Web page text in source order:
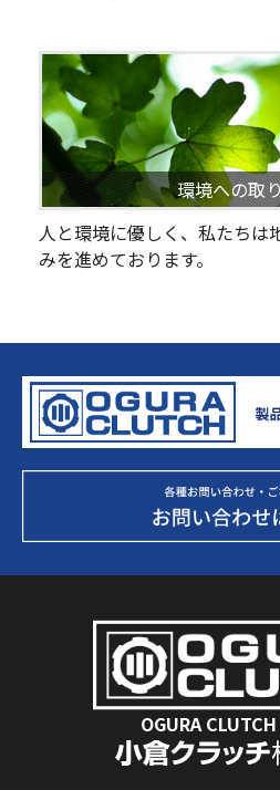
環境への取
人と環境に優しく、私たちは
みを進めております。
OGURA